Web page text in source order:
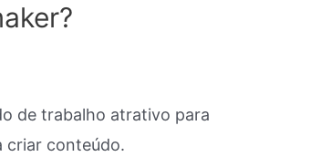
de trabalho atrativo para
criar conteúdo.